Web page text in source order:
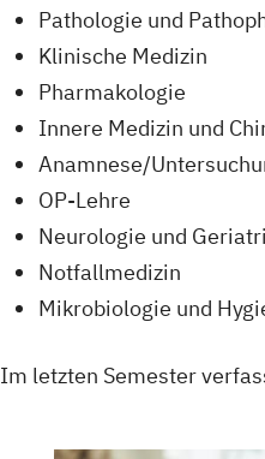
Pathologie und
Klinische Medizin
Pharmakologie
Innere Medizin und
Anamnese/
OP-Lehre
Neurologie und
Notfallmedizin
Mikrobiologie und
Im letzten Semester